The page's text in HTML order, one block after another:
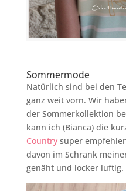
Sommermode
Natürlich sind bei den
ganz weit vorn. Wir
der Sommerkollektion
kann ich (Bianca) die
Countrysuper
davon im Schrank
genäht und locker